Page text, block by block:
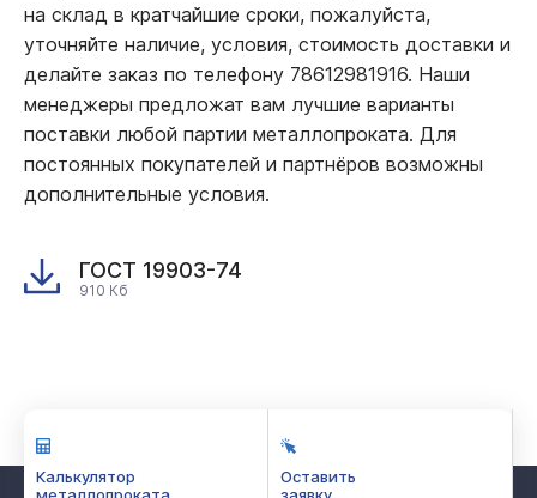
на склад в кратчайшие сроки, пожалуйста,
уточняйте наличие, условия, стоимость доставки и
делайте заказ по телефону 78612981916. Наши
менеджеры предложат вам лучшие варианты
поставки любой партии металлопроката. Для
постоянных покупателей и партнёров возможны
дополнительные условия.
ГОСТ 19903-74
910 Кб
Калькулятор
Оставить